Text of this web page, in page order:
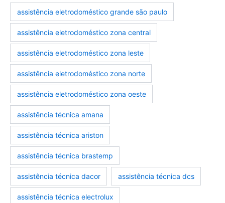
assistência eletrodoméstico grande são paulo
assistência eletrodoméstico zona central
assistência eletrodoméstico zona leste
assistência eletrodoméstico zona norte
assistência eletrodoméstico zona oeste
assistência técnica amana
assistência técnica ariston
assistência técnica brastemp
assistência técnica dacor assistência técnica dcs
assistência técnica electrolux